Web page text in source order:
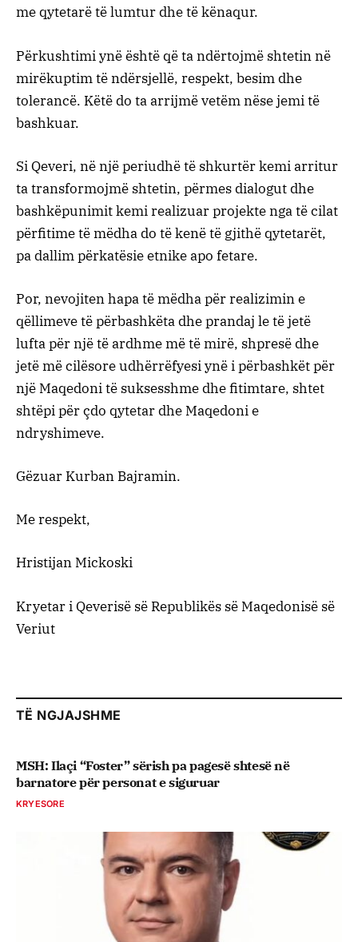
me qytetarë të lumtur dhe të kënaqur.
Përkushtimi ynë është që ta ndërtojmë shtetin në
mirëkuptim të ndërsjellë, respekt, besim dhe
tolerancë. Këtë do ta arrijmë vetëm nëse jemi të
bashkuar.
Si Qeveri, në një periudhë të shkurtër kemi arritur
ta transformojmë shtetin, përmes dialogut dhe
bashkëpunimit kemi realizuar projekte nga të cilat
përfitime të mëdha do të kenë të gjithë qytetarët,
pa dallim përkatësie etnike apo fetare.
Por, nevojiten hapa të mëdha për realizimin e
qëllimeve të përbashkëta dhe prandaj le të jetë
lufta për një të ardhme më të mirë, shpresë dhe
jetë më cilësore udhërrëfyesi ynë i përbashkët për
një Maqedoni të suksesshme dhe fitimtare, shtet
shtëpi për çdo qytetar dhe Maqedoni e
ndryshimeve.
Gëzuar Kurban Bajramin.
Me respekt,
Hristijan Mickoski
Kryetar i Qeverisë së Republikës së Maqedonisë së
Veriut
TË NGJAJSHME
MSH: Ilaçi “Foster” sërish pa pagesë shtesë në
barnatore për personat e siguruar
KRYESORE